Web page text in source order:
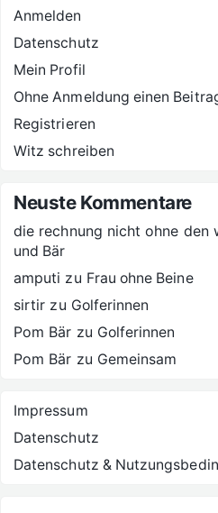
Anmelden
Datenschutz
Mein Profil
Ohne Anmeldung einen
Registrieren
Witz schreiben
Neuste Kommentare
die rechnung nicht ohne den
und Bär
amputi zu Frau ohne Beine
sirtir zu Golferinnen
Pom Bär zu Golferinnen
Pom Bär zu Gemeinsam
Impressum
Datenschutz
Datenschutz &